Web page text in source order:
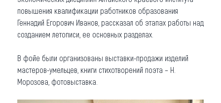
повышения квалификации работников образования
Геннадий Егорович Иванов, рассказал об этапах работы над
созданием летописи, ее основных разделах.
В фойе были организованы выставки-продажи изделий
мастеров-умельцев, книги стихотворений поэта – Н.
Морозова, фотовыставка.